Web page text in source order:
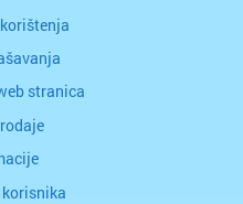
stranica